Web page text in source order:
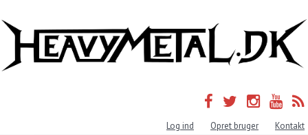
Log ind Opret bruger Kontakt